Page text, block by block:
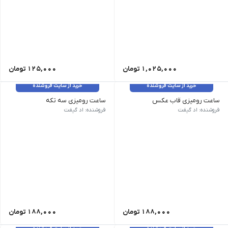
1,025,000 تومان 125,000 تومان
خرید از سایت فروشنده
ساعت رومیزی قاب عکس
کد کالا SSR-2200| قیمت 1,880,000 ریال| حداقل تیراژ 50| رنگ بندی ابعاد کالا 15.5x10x2 cm| ابعاد محل چاپ 5x3 cm| نوع چاپ حک لیزر, تامپو
فروشنده: اد گیفت
188,000 تومان
خرید از سایت فروشنده
ساعت رومیزی سه تکه
کد کالا SSR-2108| قیمت 1,880,000 ریال| حداقل تیراژ 50| رنگ بندی ابعاد کالا 7.5x10x6.5| ابعاد محل چاپ 5x3 cm| نوع چاپ حک لیزر, تامپو
فروشنده: اد گیفت
188,000 تومان